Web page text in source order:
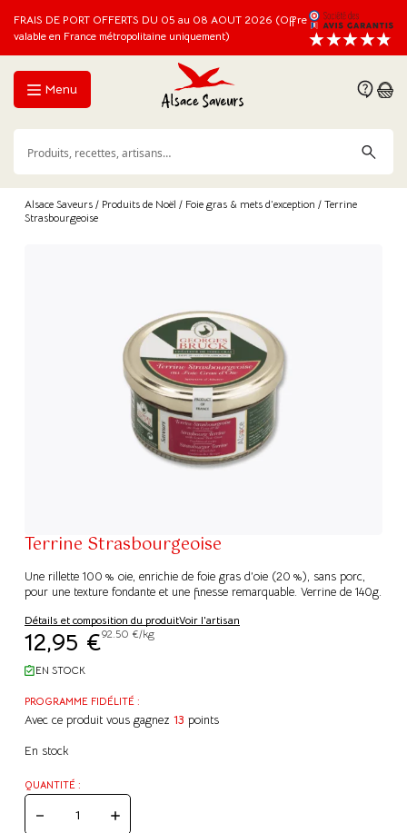
FRAIS DE PORT OFFERTS DU 05 au 08 AOUT 2026 (Offre
valable en France métropolitaine uniquement)
Menu
Alsace Saveurs / Produits de Noël / Foie gras & mets d’exception / Terrine
Strasbourgeoise
Terrine Strasbourgeoise
Une rillette 100 % oie, enrichie de foie gras d’oie (20 %), sans porc,
pour une texture fondante et une finesse remarquable. Verrine de 140g.
Détails et composition du produitVoir l'artisan
12,95 €92.50 €/kg
EN STOCK
PROGRAMME FIDÉLITÉ :
Avec ce produit vous gagnez 13 points
En stock
QUANTITÉ :
QUANTITÉ